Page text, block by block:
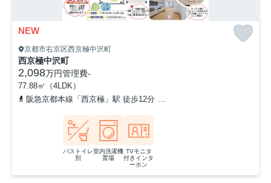
NEW
京都市右京区西京極中沢町
西京極中沢町
2,098万円管理費-
77.88㎡（4LDK）
阪急京都本線「西京極」駅 徒歩12分
バストイレ
別
室内洗濯機
置場
TVモニタ
付きインタ
ーホン